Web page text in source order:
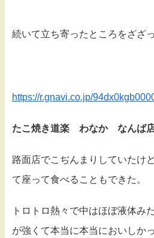
続いて立ち寄ったところをざざ
https://r.gnavi.co.jp/
たこ焼き道楽 わなか なんば
路面店でこぢんまりしていたけ
て座って食べることもできた。
トロトロ熱々で中はほぼ液体み
が強くて本当に本当においしか